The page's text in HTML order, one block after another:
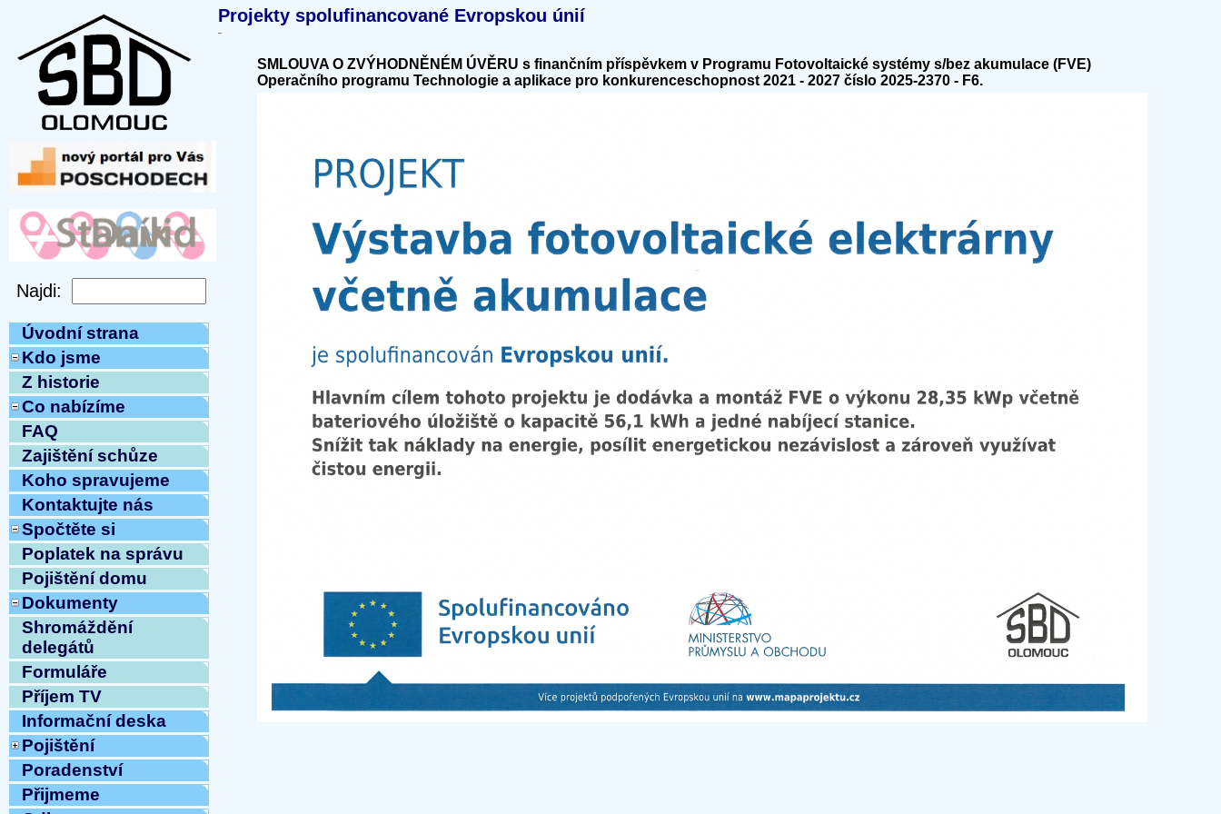
Úvodní strana
Kdo jsme
Z historie
Co nabízíme
FAQ
Zajištění schůze
Koho spravujeme
Kontaktujte nás
Spočtěte si
Poplatek na správu
Pojištění domu
Dokumenty
Shromáždění
delegátů
Formuláře
Příjem TV
Informační deska
Pojištění
Poradenství
Přijmeme
Projekty spolufinancované Evropskou únií
SMLOUVA O ZVÝHODNĚNÉM ÚVĚRU s finančním příspěvkem v Programu Fotovoltaické systémy s/bez akumulace (FVE)
Operačního programu Technologie a aplikace pro konkurenceschopnost 2021 - 2027 číslo 2025-2370 - F6.